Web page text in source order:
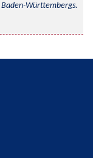
Württembergs.